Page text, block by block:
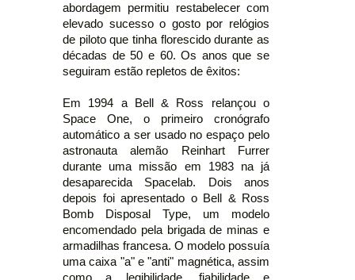
abordagem permitiu restabelecer com
elevado sucesso o gosto por relógios
de piloto que tinha florescido durante as
décadas de 50 e 60. Os anos que se
seguiram estão repletos de êxitos:
Em 1994 a Bell & Ross relançou o
Space One, o primeiro cronógrafo
automático a ser usado no espaço pelo
astronauta alemão Reinhart Furrer
durante uma missão em 1983 na já
desaparecida Spacelab. Dois anos
depois foi apresentado o Bell & Ross
Bomb Disposal Type, um modelo
encomendado pela brigada de minas e
armadilhas francesa. O modelo possuía
uma caixa "a" e "anti" magnética, assim
como a legibilidade, fiabilidade e